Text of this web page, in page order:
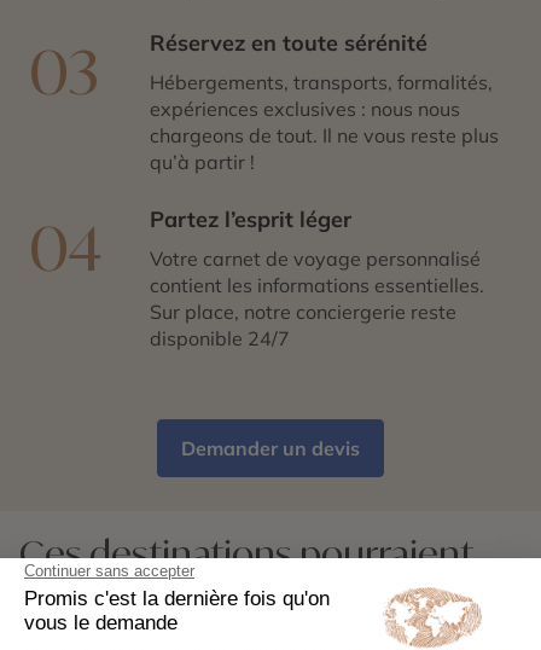
03 Réservez en toute sérénité
Hébergements, transports, formalités,
expériences exclusives : nous nous
chargeons de tout. Il ne vous reste plus
qu’à partir !
04 Partez l’esprit léger
Votre carnet de voyage personnalisé
contient les informations essentielles.
Sur place, notre conciergerie reste
disponible 24/7
Demander un devis
Ces destinations pourraient
aussi vous plaire